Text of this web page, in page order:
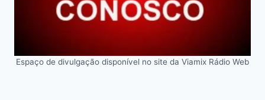
Espaço de divulgação disponível no site da Viamix Rádio Web